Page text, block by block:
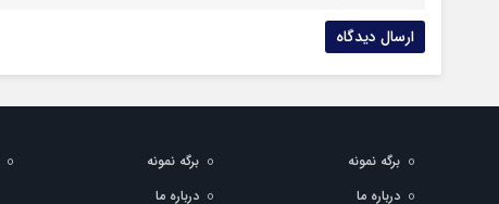
برگه نمونه برگه نمونه
درباره ما
درباره ما